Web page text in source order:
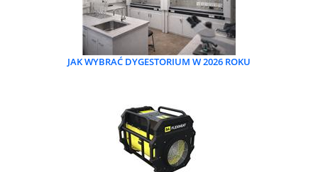
JAK WYBRAĆ DYGESTORIUM W 2026 ROKU